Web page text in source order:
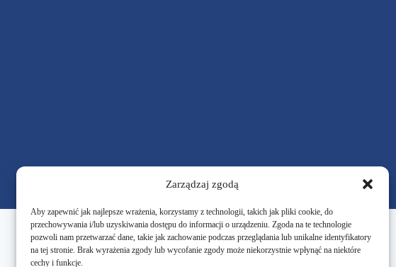
Zarządzaj zgodą
Aby zapewnić jak najlepsze wrażenia, korzystamy z technologii, takich jak pliki cookie, do
przechowywania i/lub uzyskiwania dostępu do informacji o urządzeniu. Zgoda na te technologie
pozwoli nam przetwarzać dane, takie jak zachowanie podczas przeglądania lub unikalne identyfikatory
na tej stronie. Brak wyrażenia zgody lub wycofanie zgody może niekorzystnie wpłynąć na niektóre
cechy i funkcje.
Przyjedź